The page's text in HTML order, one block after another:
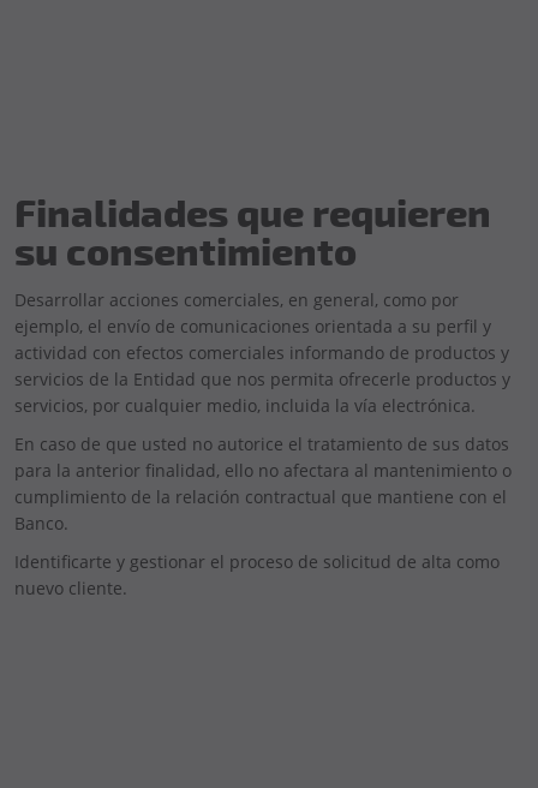
Finalidades que requieren
su consentimiento
Desarrollar acciones comerciales, en general, como por
ejemplo, el envío de comunicaciones orientada a su perfil y
actividad con efectos comerciales informando de productos y
servicios de la Entidad que nos permita ofrecerle productos y
servicios, por cualquier medio, incluida la vía electrónica.
En caso de que usted no autorice el tratamiento de sus datos
para la anterior finalidad, ello no afectara al mantenimiento o
cumplimiento de la relación contractual que mantiene con el
Banco.
Identificarte y gestionar el proceso de solicitud de alta como
nuevo cliente.